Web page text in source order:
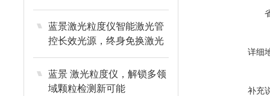
蓝景激光粒度仪智能激光管
控长效光源，终身免换激光
器
蓝景 激光粒度仪，解锁多领
域颗粒检测新可能
详细
补充